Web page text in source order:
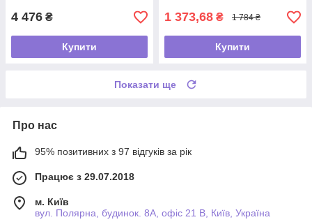
4 476 ₴
Купити
1 373,68 ₴ 1 784 ₴
Купити
Показати ще
Про нас
95% позитивних з 97 відгуків за рік
Працює з 29.07.2018
м. Київ
вул. Полярна, будинок. 8А, офіс 21 В, Київ, Україна